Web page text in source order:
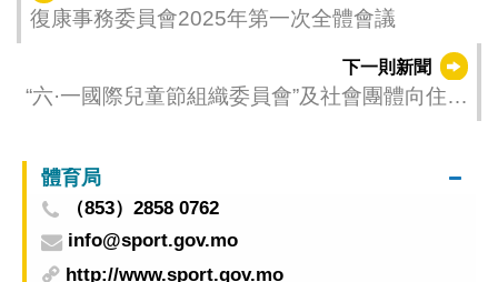
復康事務委員會2025年第一次全體會議
下一則新聞
“六·一國際兒童節組織委員會”及社會團體向住院
體育局
（853）2858 0762
info@sport.gov.mo
http://www.sport.gov.mo